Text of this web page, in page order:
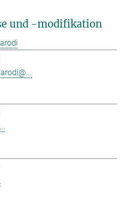
und -modifikation